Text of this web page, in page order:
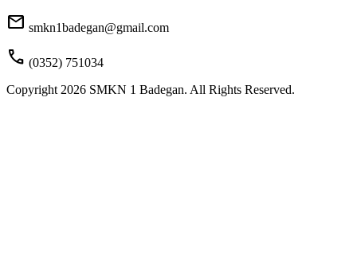
mail smkn1badegan@gmail.com
call (0352) 751034
Copyright 2026 SMKN 1 Badegan. All Rights Reserved.